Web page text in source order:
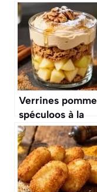
Verrines pomme
spéculoos à la
mousse de
mascarpone et
noix